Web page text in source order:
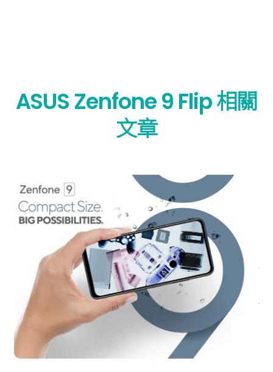
ASUS Zenfone 9 Flip 相關
文章